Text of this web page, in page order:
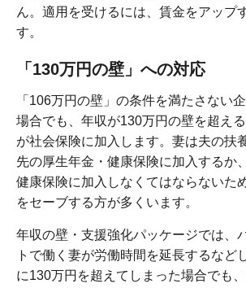
ん。適用を受けるには、賃金をアップ
す。
「130万円の壁」への対応
「106万円の壁」の条件を満たさない
場合でも、年収が130万円の壁を超え
が社会保険に加入します。妻は夫の扶
先の厚生年金・健康保険に加入するか
健康保険に加入しなくてはならないた
をセーブする方が多くいます。
年収の壁・支援強化パッケージでは、
トで働く妻が労働時間を延長するなど
に130万円を超えてしまった場合でも